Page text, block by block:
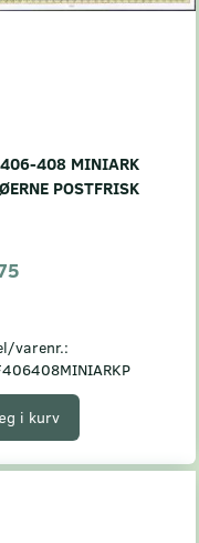
408 MINIARK
POSTFRISK
varenr.:
i kurv